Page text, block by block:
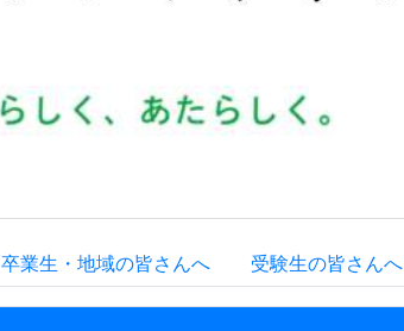
卒業生・地域の皆さんへ 受験生の皆さんへ